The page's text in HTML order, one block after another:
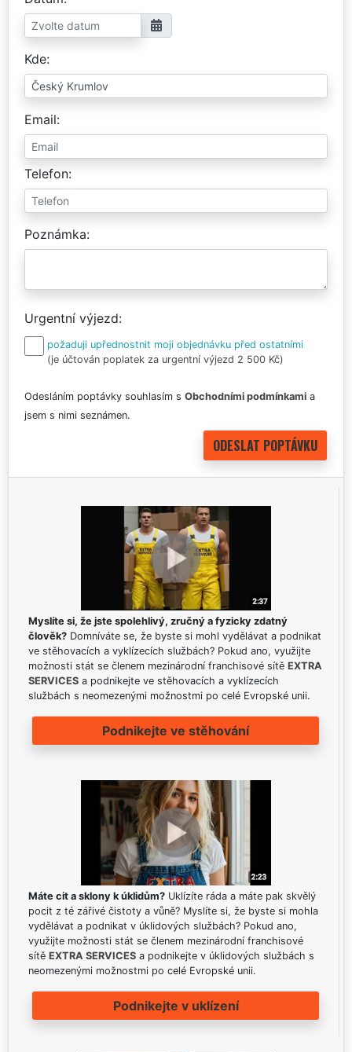
Kde
Email
Telefon
Poznámka
Urgentní výjezd
požaduji upřednostnit moji objednávku před ostatními
(je účtován poplatek za urgentní výjezd 2 500 Kč)
Odesláním poptávky souhlasím s Obchodními podmínkami a
jsem s nimi seznámen.
Myslíte si, že jste spolehlivý, zručný a fyzicky zdatný
člověk? Domníváte se, že byste si mohl vydělávat a podnikat
ve stěhovacích a vyklízecích službách? Pokud ano, využijte
možnosti stát se členem mezinárodní franchisové sítě EXTRA
SERVICES a podnikejte ve stěhovacích a vyklízecích
službách s neomezenými možnostmi po celé Evropské unii.
Podnikejte ve stěhování
Máte cit a sklony k úklidům? Uklízíte ráda a máte pak skvělý
pocit z té zářivé čistoty a vůně? Myslíte si, že byste si mohla
vydělávat a podnikat v úklidových službách? Pokud ano,
využijte možnosti stát se členem mezinárodní franchisové
sítě EXTRA SERVICES a podnikejte v úklidových službách s
neomezenými možnostmi po celé Evropské unii.
Podnikejte v uklízení